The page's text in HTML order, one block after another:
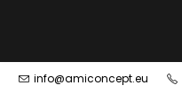
info@amiconcept.eu